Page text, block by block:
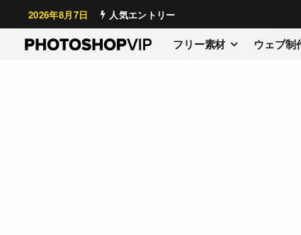
2026年8月7日 人気エントリー
フリー素材 ウェブ制